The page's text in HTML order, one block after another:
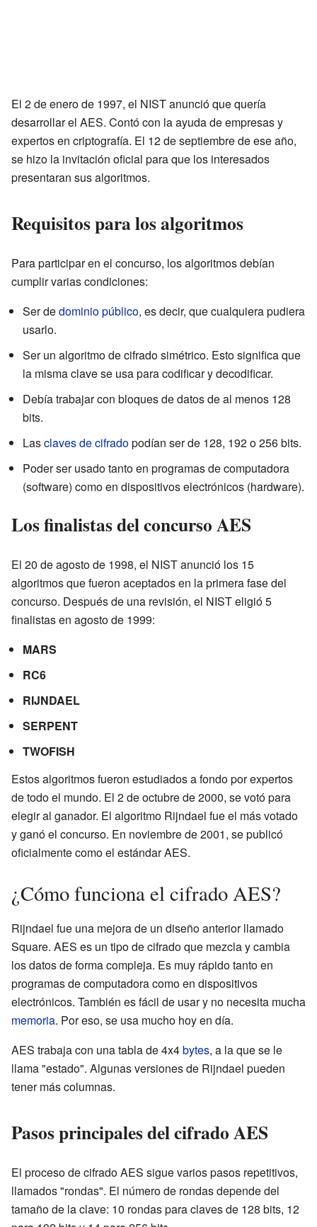
El 2 de enero de 1997, el NIST anunció que quería
desarrollar el AES. Contó con la ayuda de empresas y
expertos en criptografía. El 12 de septiembre de ese año,
se hizo la invitación oficial para que los interesados
presentaran sus algoritmos.
Requisitos para los algoritmos
Para participar en el concurso, los algoritmos debían
cumplir varias condiciones:
Ser dedominio público, es decir, que cualquiera pudiera
usarlo.
Ser un algoritmo de cifrado simétrico. Esto significa que
la misma clave se usa para codificar y decodificar.
Debía trabajar con bloques de datos de al menos 128
bits.
Lasclaves de cifradopodían ser de 128, 192 o 256 bits.
Poder ser usado tanto en programas de computadora
(software) como en dispositivos electrónicos (hardware).
Los finalistas del concurso AES
El 20 de agosto de 1998, el NIST anunció los 15
algoritmos que fueron aceptados en la primera fase del
concurso. Después de una revisión, el NIST eligió 5
finalistas en agosto de 1999:
MARS
RC6
RIJNDAEL
SERPENT
TWOFISH
Estos algoritmos fueron estudiados a fondo por expertos
de todo el mundo. El 2 de octubre de 2000, se votó para
elegir al ganador. El algoritmo Rijndael fue el más votado
y ganó el concurso. En noviembre de 2001, se publicó
oficialmente como el estándar AES.
¿Cómo funciona el cifrado AES?
Rijndael fue una mejora de un diseño anterior llamado
Square. AES es un tipo de cifrado que mezcla y cambia
los datos de forma compleja. Es muy rápido tanto en
programas de computadora como en dispositivos
electrónicos. También es fácil de usar y no necesita mucha
memoria. Por eso, se usa mucho hoy en día.
AES trabaja con una tabla de 4x4bytes, a la que se le
llama "estado". Algunas versiones de Rijndael pueden
tener más columnas.
Pasos principales del cifrado AES
El proceso de cifrado AES sigue varios pasos repetitivos,
llamados "rondas". El número de rondas depende del
tamaño de la clave: 10 rondas para claves de 128 bits, 12